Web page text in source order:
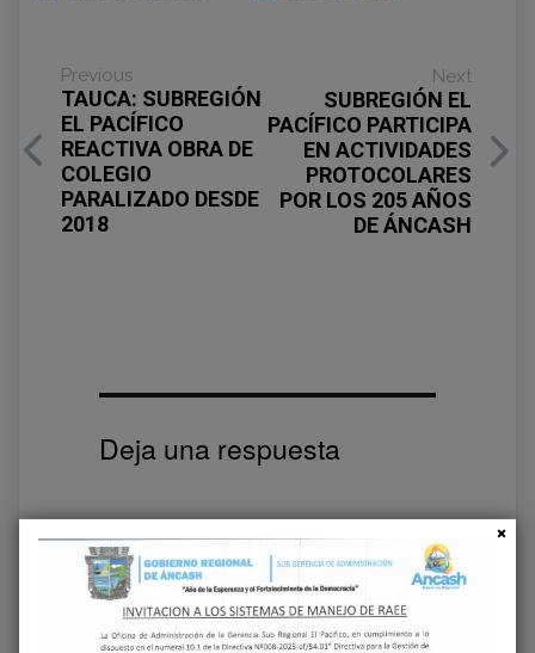
Previous
TAUCA: SUBREGIÓN
EL PACÍFICO
REACTIVA OBRA DE
COLEGIO
PARALIZADO DESDE
2018
Next
SUBREGIÓN EL
PACÍFICO PARTICIPA
EN ACTIVIDADES
PROTOCOLARES
POR LOS 205 AÑOS
DE ÁNCASH
Deja una respuesta
Tu dirección de correo electrónico no será
publicada. Los campos obligatorios están
marcados con*